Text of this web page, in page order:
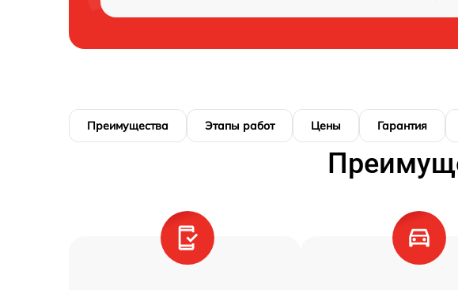
Преимущества Этапы работ Цены Гарантия